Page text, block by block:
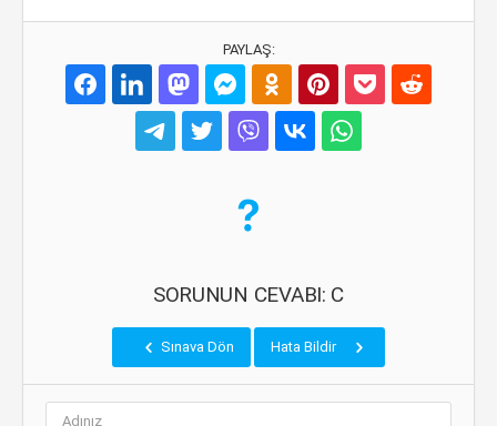
PAYLAŞ:
SORUNUN CEVABI: C
Sınava Dön Hata Bildir